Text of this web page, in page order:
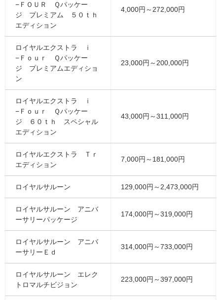
−ＦＯＵＲ Ｑパッケー
ジ プレミアム ５０ｔｈ
エディション
4,000円～272,000円
ロイヤルエクストラ ｉ
−Ｆｏｕｒ Ｑパッケー
ジ プレミアムエディショ
ン
23,000円～200,000円
ロイヤルエクストラ ｉ
−Ｆｏｕｒ Ｑパッケー
ジ ６０ｔｈ スペシャル
エディション
43,000円～311,000円
ロイヤルエクストラ Ｔｒ
エディション
7,000円～181,000円
ロイヤルサルーン 129,000円～2,473,000円
ロイヤルサルーン アニバ
ーサリーパッケージ
174,000円～319,000円
ロイヤルサルーン アニバ
ーサリーＥｄ
314,000円～733,000円
ロイヤルサルーン エレク
トロマルチビジョン
223,000円～397,000円